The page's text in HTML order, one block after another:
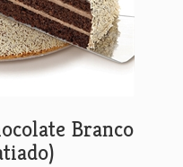
Branco